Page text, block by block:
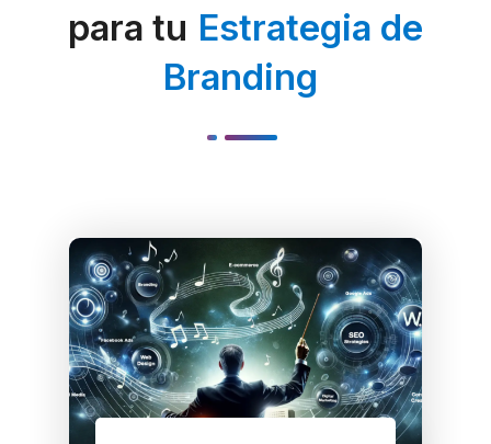
para tu Estrategia de
Branding